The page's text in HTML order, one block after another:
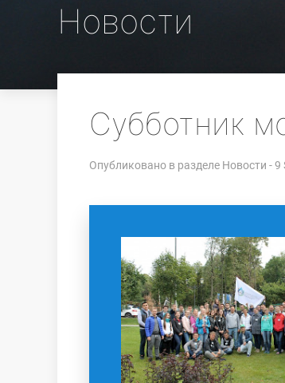
Новости
Субботник
Опубликовано в разделе Новости - 9